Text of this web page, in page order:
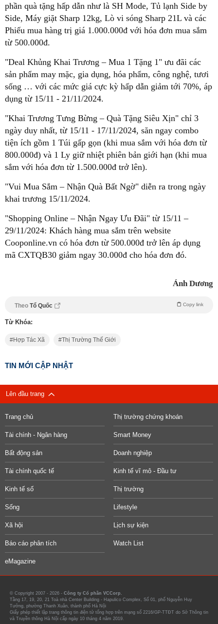
phần quà tặng hấp dẫn như là SH Mode, Tủ lạnh Side by
Side, Máy giặt Sharp 12kg, Lò vi sóng Sharp 21L và các
Phiếu mua hàng trị giá 1.000.000đ với hóa đơn mua sắm
từ 500.000đ.
"Deal Khủng Khai Trương – Mua 1 Tặng 1" ưu đãi các
sản phẩm may mặc, gia dụng, hóa phẩm, công nghệ, tươi
sống … với các mức giá cực kỳ hấp dẫn giảm tới 70%, áp
dụng từ 15/11 - 21/11/2024.
"Khai Trương Tưng Bừng – Quà Tặng Siêu Xịn" chỉ 3
ngày duy nhất, từ 15/11 - 17/11/2024, săn ngay combo
tiện ích gồm 1 Túi gấp gọn (khi mua sắm với hóa đơn từ
800.000đ) và 1 Ly giữ nhiệt phiên bản giới hạn (khi mua
sắm với hóa đơn từ 1.500.000đ trở lên).
"Vui Mua Sắm – Nhận Quà Bất Ngờ" diễn ra trong ngày
khai trương 15/11/2024.
"Shopping Online – Nhận Ngay Ưu Đãi" từ 15/11 –
29/11/2024: Khách hàng mua sắm trên website
Cooponline.vn có hóa đơn từ 500.000đ trở lên áp dụng
mã CXTQB30 giảm ngay 30.000đ cho hóa đơn đó.
Ánh Dương
Theo Tổ Quốc Copy link
Từ Khóa:
Hợp Tác Xã Thị Trường Thế Giới
TIN MỚI CẬP NHẬT
Lên đầu trang
Trang chủ Thị trường chứng khoán
Tài chính - Ngân hàng Smart Money
Bất động sản Doanh nghiệp
Tài chính quốc tế Kinh tế vĩ mô - Đầu tư
Kinh tế số Thị trường
Sống Lifestyle
Xã hội Lịch sự kiện
Báo cáo phân tích Watch List
eMagazine
© Copyright 2007 - 2026 - Công ty Cổ phần VCCorp.
Tầng 17, 19, 20, 21 Toà nhà Center Building - Hapulico Complex, Số 01, phố Nguyễn Huy
Tưởng, phường Thanh Xuân, thành phố Hà Nội
Giấy phép thiết lập trang thông tin điện tử tổng hợp trên mạng số 2216/GP-TTĐT do Sở Thông tin
và Truyền thông Hà Nội cấp ngày 10 tháng 4 năm 2019.